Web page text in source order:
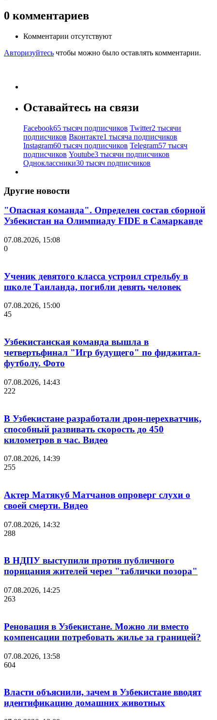
0 комментариев
Комментарии отсутствуют
Авторизуйтесь чтобы можно было оставлять комментарии.
Оставайтесь на связи
Facebook65 тысяч подписчиков Twitter2 тысячи
подписчиков Вконтакте1 тысяча подписчиков
Instagram60 тысяч подписчиков Telegram57 тысяч
подписчиков Youtube3 тысячи подписчиков
Одноклассники30 тысяч подписчиков
Другие новости
"Опасная команда". Определен состав сборной
Узбекистан на Олимпиаду FIDE в Самарканде
07.08.2026, 15:08
0
Ученик девятого класса устроил стрельбу в
школе Таиланда, погибли девять человек
07.08.2026, 15:00
45
Узбекистанская команда вышла в
четвертьфинал "Игр будущего" по фиджитал-
футболу. Фото
07.08.2026, 14:43
222
В Узбекистане разработали дрон-перехватчик,
способный развивать скорость до 450
километров в час. Видео
07.08.2026, 14:39
255
Актер Матякуб Матчанов опроверг слухи о
своей смерти. Видео
07.08.2026, 14:32
288
В НДПУ выступили против публичного
порицания жителей через "таблички позора"
07.08.2026, 14:25
263
Реновация в Узбекистане. Можно ли вместо
компенсации потребовать жилье за границей?
07.08.2026, 13:58
604
Власти объяснили, зачем в Узбекистане вводят
идентификацию домашних животных